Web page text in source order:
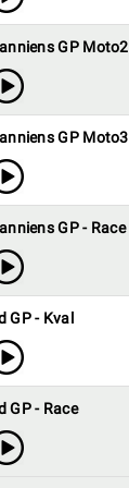
GP Moto2
GP Moto3
GP - Race
GP - Kval
GP - Race